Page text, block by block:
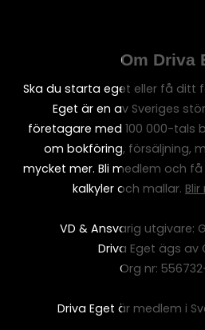
Om Driva
Ska du starta eget eller få ditt
Eget är en av Sveriges
företagare med 100 000-tals
om bokföring, försäljning,
mycket mer. Bli medlem och
kalkyler och mallar.
VD & Ansvarig utgivare:
Driva Eget ägs av
Org nr:
Driva Eget är medlem i